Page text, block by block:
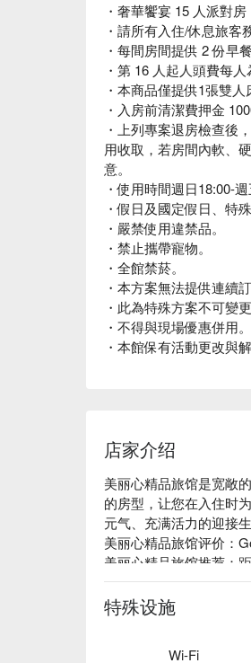
・奢華饗宴 15 人派對
・請所有入住/休息旅客
・每間房間提供 2 份早
・第 16 人起人頭費每
・本商品僅提供1張雙人
・入房前清潔費押金
・上列專案退房檢查後
用收取，若房間內軟、
意。
・使用時間週日18:00-週
・假日及國定假日、特
・嚴禁使用違禁品。
・禁止攜帶寵物。
・全館禁菸。
・本方案無法提供連續訂
・此為特殊方案不可變
・不得與現場優惠併用。
・本館保有活動更改與解
店家介绍
美丽心精品旅馆是宽敞
的房型，让您在入住时
元气、充满活力的迎接生
美丽心精品旅馆评价：
美丽心精品旅馆推荐：
时尚的设计带来了绚丽
等设备，是住宿兼享乐的
美丽心精品旅馆优惠、
特殊设施
Wi-Fi